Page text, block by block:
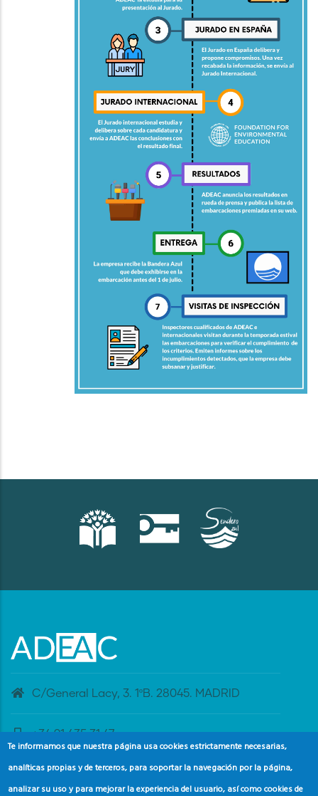
C/General Lacy, 3. 1ºB. 28045. MADRID
+34 91 435 31 47
banderaazul@adeac.es
Te informamos que nuestra página usa cookies estrictamente necesarias,
analíticas propias y de terceros, para soportar la navegación por la página,
analizar su uso y para mejorar la experiencia del usuario, así como cookies de